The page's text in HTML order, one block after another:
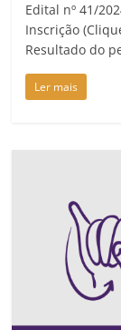
Edital nº 41/
Inscrição
Resultado do
Ler mais